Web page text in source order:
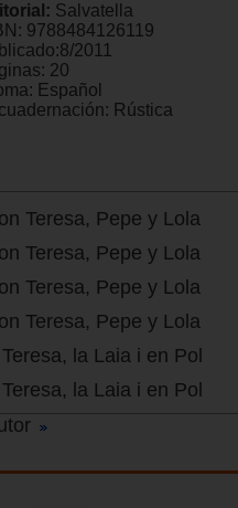
Salvatella
9788484126119
8/2011
20
Español
Rústica
Teresa, Pepe y Lola
Teresa, Pepe y Lola
Teresa, Pepe y Lola
Teresa, Pepe y Lola
la Laia i en Pol
la Laia i en Pol